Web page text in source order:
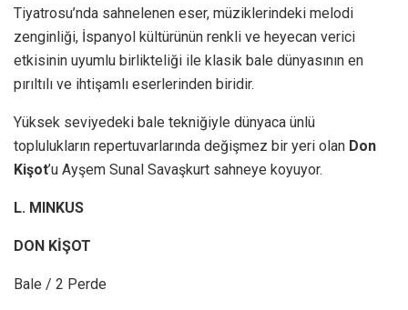
Tiyatrosu’nda sahnelenen eser, müziklerindeki melodi
zenginliği, İspanyol kültürünün renkli ve heyecan verici
etkisinin uyumlu birlikteliği ile klasik bale dünyasının en
pırıltılı ve ihtişamlı eserlerinden biridir.
Yüksek seviyedeki bale tekniğiyle dünyaca ünlü
toplulukların repertuvarlarında değişmez bir yeri olan Don
Kişot’u Ayşem Sunal Savaşkurt sahneye koyuyor.
L. MINKUS
DON KİŞOT
Bale / 2 Perde